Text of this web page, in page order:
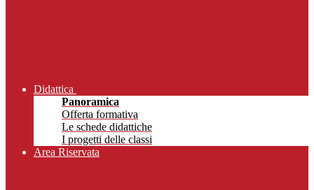
Didattica
Panoramica
Offerta formativa
Le schede didattiche
I progetti delle classi
Area Riservata